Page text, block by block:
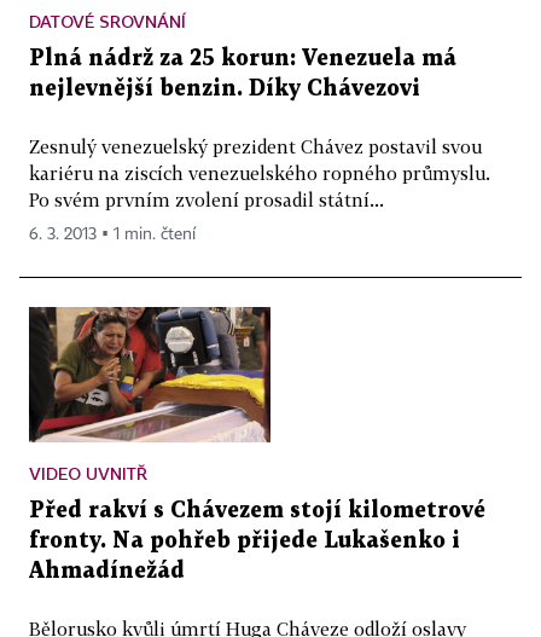
DATOVÉ SROVNÁNÍ
Plná nádrž za 25 korun: Venezuela má
nejlevnější benzin. Díky Chávezovi
Zesnulý venezuelský prezident Chávez postavil svou
kariéru na ziscích venezuelského ropného průmyslu.
Po svém prvním zvolení prosadil státní...
6. 3. 2013 ▪ 1 min. čtení
VIDEO UVNITŘ
Před rakví s Chávezem stojí kilometrové
fronty. Na pohřeb přijede Lukašenko i
Ahmadínežád
Bělorusko kvůli úmrtí Huga Cháveze odloží oslavy